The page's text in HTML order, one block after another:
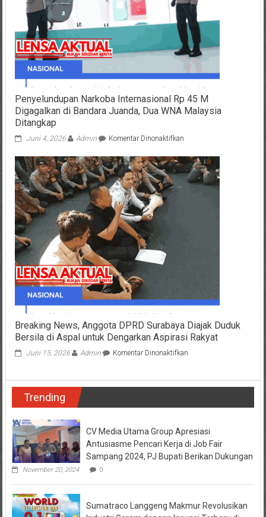
Jombang
Raib
Dicuri
Sejoli
Penyelundupan Narkoba Internasional Rp 45 M
Digagalkan di Bandara Juanda, Dua WNA Malaysia
Ditangkap
Juni 4, 2026 Admin Komentar Dinonaktifkanpada
Narkoba
Internasional
Rp
Dua
WNA
Malaysia
Ditangkap
Breaking News, Anggota DPRD Surabaya Diajak Duduk
Bersila di Aspal untuk Dengarkan Aspirasi Rakyat
Juni 15, 2026 Admin Komentar Dinonaktifkanpada
Duduk
di
Aspal
Rakyat
Trending
CV Media Utama Group Apresiasi
Antusiasme Pencari Kerja di Job Fair
Sampang 2024, PJ Bupati Berikan Dukungan
November 20, 2024 0
Sumatraco Langgeng Makmur Revolusikan